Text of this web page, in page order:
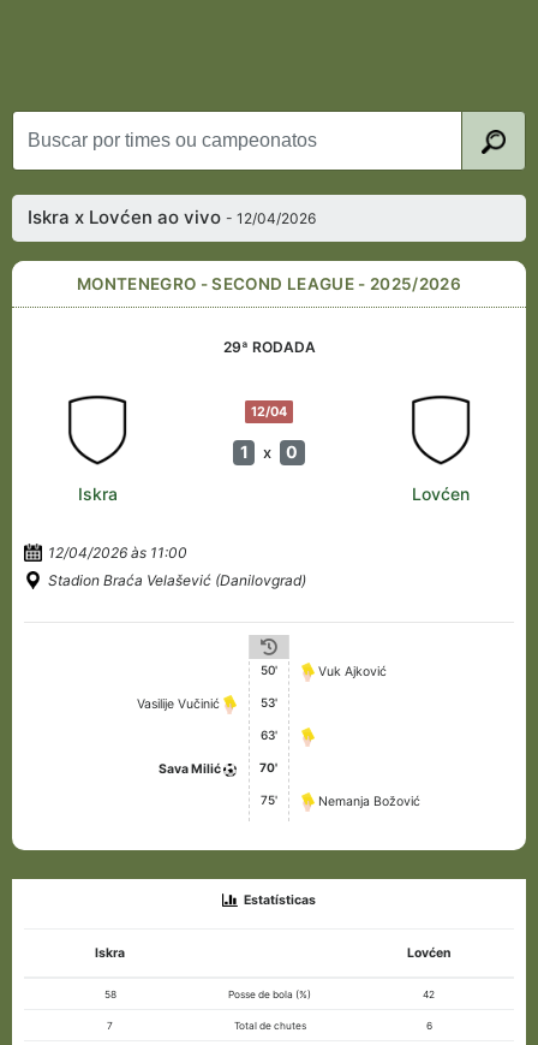
Iskra x Lovćen ao vivo- 12/04/2026
MONTENEGRO - SECOND LEAGUE - 2025/2026
29ª RODADA
12/04
1 x 0
Iskra Lovćen
12/04/2026 às 11:00
Stadion Braća Velašević (Danilovgrad)
50' Vuk Ajković
Vasilije Vučinić 53'
63'
Sava Milić 70'
75' Nemanja Božović
Estatísticas
Iskra Lovćen
58 Posse de bola (%) 42
7 Total de chutes 6